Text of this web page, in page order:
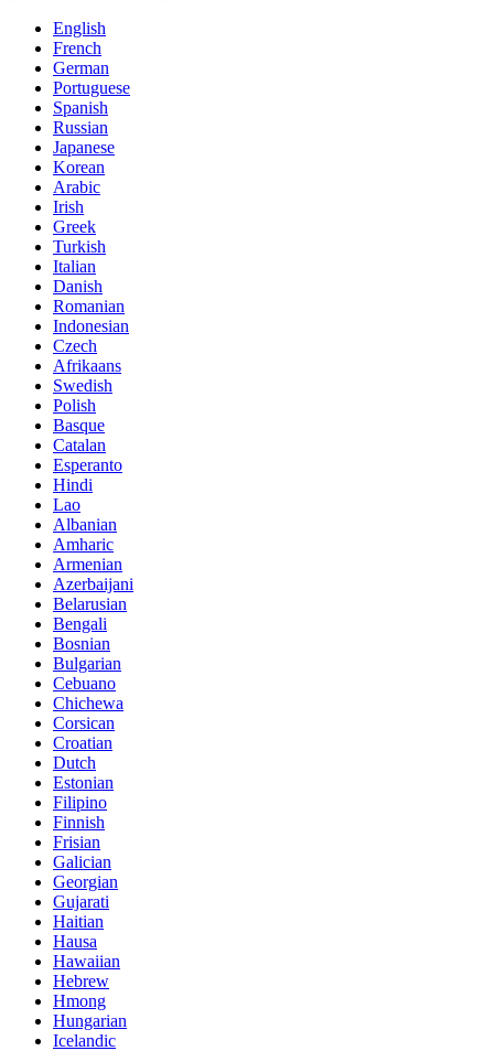
English
French
German
Portuguese
Spanish
Russian
Japanese
Korean
Arabic
Irish
Greek
Turkish
Italian
Danish
Romanian
Indonesian
Czech
Afrikaans
Swedish
Polish
Basque
Catalan
Esperanto
Hindi
Lao
Albanian
Amharic
Armenian
Azerbaijani
Belarusian
Bengali
Bosnian
Bulgarian
Cebuano
Chichewa
Corsican
Croatian
Dutch
Estonian
Filipino
Finnish
Frisian
Galician
Georgian
Gujarati
Haitian
Hausa
Hawaiian
Hebrew
Hmong
Hungarian
Icelandic